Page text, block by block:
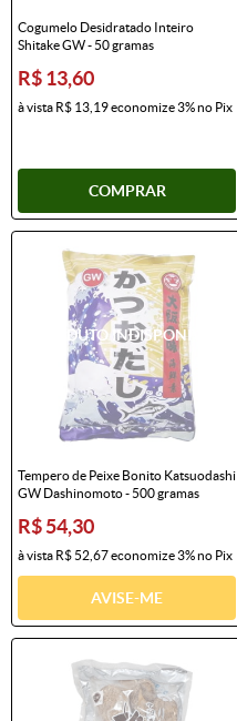
Cogumelo Desidratado Inteiro
Shitake GW - 50 gramas
R$ 13,60
à vista R$ 13,19economize3%no Pix
COMPRAR
Tempero de Peixe Bonito Katsuodashi
GW Dashinomoto - 500 gramas
R$ 54,30
à vista R$ 52,67economize3%no Pix
AVISE-ME